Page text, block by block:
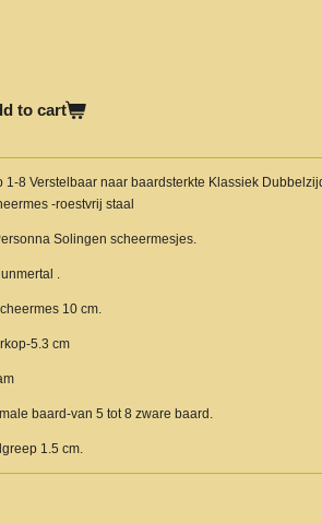
to cart
1-8 Verstelbaar naar baardsterkte Klassiek
-roestvrij staal
Solingen scheermesjes.
.
10 cm.
5.3 cm
baard-van 5 tot 8 zware baard.
1.5 cm.